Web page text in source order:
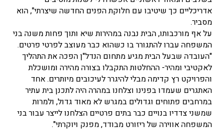
אדריכליים כך שיטיבו עם חלוקת הפנים החדשה שיצרתי", הוא
מסביר.
על אף מורכבותו, הבית נבנה במהירות שיא ותוך פחות משנה בני
המשפחה עברו להתגורר בו כשהוא כבר מעוצב לפרטי פרטים.
"העובדה שבעל הבית מגיע מתחום הנדל"ן הפכה את התהליך
לאקטיבי ומהיר- ההחלטות התקבלו בצורה מהירה ומושכלת
והפרויקט רץ קדימה מבלי להיגרר לעיכובים מיותרים. אחד
האתגרים שעמדו בפנינו וצלחנו במהרה היה לתכנן בית עתיר
במרחבים פתוחים וגדולים במגרש לא מאוד גדול, ולמרות
שמשני צדדיו בנויים כבר בתים פרטיים הצלחנו לייצר עבור בני
המשפחה אווירה של ריזורט מבודד, מפנק ויוקרתי".